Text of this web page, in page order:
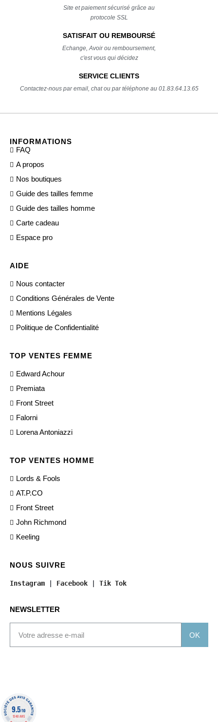
Site et paiement sécurisé grâce au
protocole SSL
SATISFAIT OU REMBOURSÉ
Echange, Avoir ou remboursement,
c'est vous qui décidez
SERVICE CLIENTS
Contactez-nous par email, chat ou par téléphone au 01.83.64.13.65
INFORMATIONS
FAQ
A propos
Nos boutiques
Guide des tailles femme
Guide des tailles homme
Carte cadeau
Espace pro
AIDE
Nous contacter
Conditions Générales de Vente
Mentions Légales
Politique de Confidentialité
TOP VENTES FEMME
Edward Achour
Premiata
Front Street
Falorni
Lorena Antoniazzi
TOP VENTES HOMME
Lords & Fools
AT.P.CO
Front Street
John Richmond
Keeling
NOUS SUIVRE
Instagram Facebook Tik Tok
NEWSLETTER
OK
9.5/10
1340 AVIS